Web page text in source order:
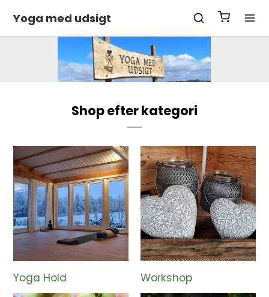
Yoga med udsigt
Shop efter kategori
Yoga Hold Workshop